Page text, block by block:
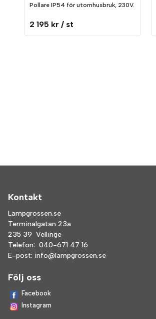
Pollare IP54 för utomhusbruk, 230V.
2 195 kr / st
Kontakt
Lampgrossen.se
Terminalgatan 23a
235 39 Vellinge
Telefon: 040-671 47 16
E-post: info@lampgrossen.se
Följ oss
Facebook
Instagram